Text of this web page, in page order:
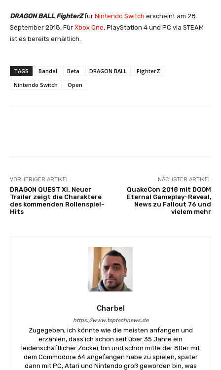
DRAGON BALL FighterZfür Nintendo Switch erscheint am 28.
September 2018. Für Xbox One, PlayStation 4 und PC via STEAM
ist es bereits erhältlich.
TAGS Bandai Beta DRAGON BALL
FighterZ
Nintendo Switch
Open
VORHERIGER ARTIKEL
DRAGON QUEST XI: Neuer
Trailer zeigt die Charaktere
des kommenden Rollenspiel-
Hits
NÄCHSTER ARTIKEL
QuakeCon 2018 mit DOOM
Eternal Gameplay-Reveal,
News zu Fallout 76 und
vielem mehr
Charbel
https://www.toptechnews.de
Zugegeben, ich könnte wie die meisten anfangen und
erzählen, dass ich schon seit über 35 Jahre ein
leidenschaftlicher Zocker bin und schon mitte der 80er mit
dem Commodore 64 angefangen habe zu spielen, später
dann mit PC, Atari und Nintendo groß geworden bin, was